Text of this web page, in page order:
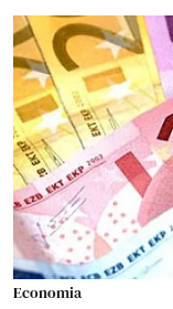
Economia